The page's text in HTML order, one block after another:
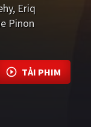
Eriq
Pinon
TẢI PHIM